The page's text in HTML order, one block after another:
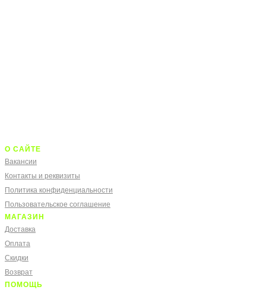
О САЙТЕ
Вакансии
Контакты и реквизиты
Политика конфиденциальности
Пользовательское соглашение
МАГАЗИН
Доставка
Оплата
Скидки
Возврат
ПОМОЩЬ